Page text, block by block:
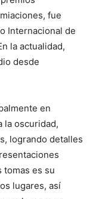
fue
Internacional de
la actualidad,
desde
en
la oscuridad,
logrando detalles
tomas es su
lugares, así